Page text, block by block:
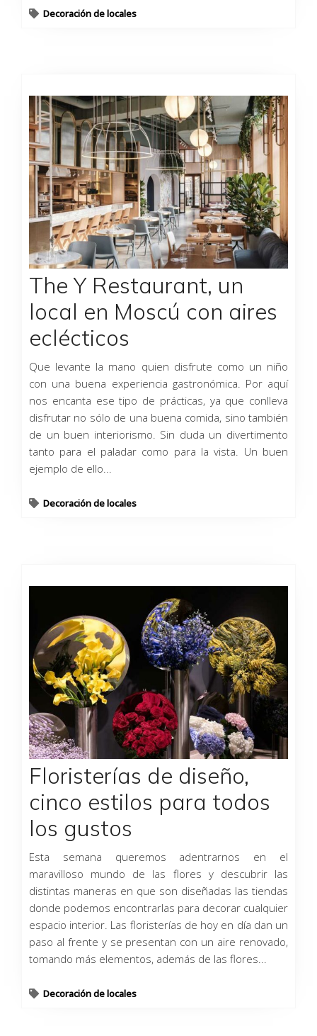
Decoración de locales
The Y Restaurant, un
local en Moscú con aires
eclécticos
Que levante la mano quien disfrute como un niño
con una buena experiencia gastronómica. Por aquí
nos encanta ese tipo de prácticas, ya que conlleva
disfrutar no sólo de una buena comida, sino también
de un buen interiorismo. Sin duda un divertimento
tanto para el paladar como para la vista. Un buen
ejemplo de ello...
Decoración de locales
Floristerías de diseño,
cinco estilos para todos
los gustos
Esta semana queremos adentrarnos en el
maravilloso mundo de las flores y descubrir las
distintas maneras en que son diseñadas las tiendas
donde podemos encontrarlas para decorar cualquier
espacio interior. Las floristerías de hoy en día dan un
paso al frente y se presentan con un aire renovado,
tomando más elementos, además de las flores...
Decoración de locales